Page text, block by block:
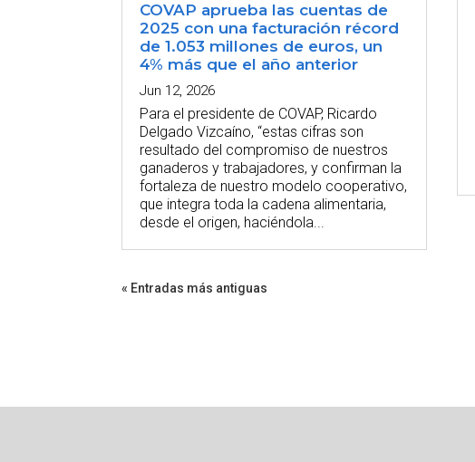
COVAP aprueba las cuentas de
2025 con una facturación récord
de 1.053 millones de euros, un
4% más que el año anterior
Jun 12, 2026
Para el presidente de COVAP, Ricardo
Delgado Vizcaíno, “estas cifras son
resultado del compromiso de nuestros
ganaderos y trabajadores, y confirman la
fortaleza de nuestro modelo cooperativo,
que integra toda la cadena alimentaria,
desde el origen, haciéndola...
« Entradas más antiguas